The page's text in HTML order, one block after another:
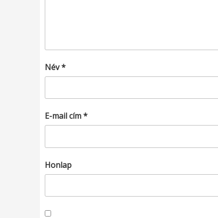
Név*
E-mail cím*
Honlap